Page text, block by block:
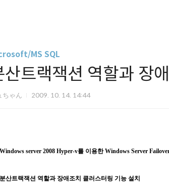
MS SQL
산트랙잭션 역할과 장
ちゃん 2009. 10. 14. 14:44
server 2008 Hyper-v를 이용한 Windows Server
산트랙잭션 역할과 장애조치 클러스터링 기능 설치